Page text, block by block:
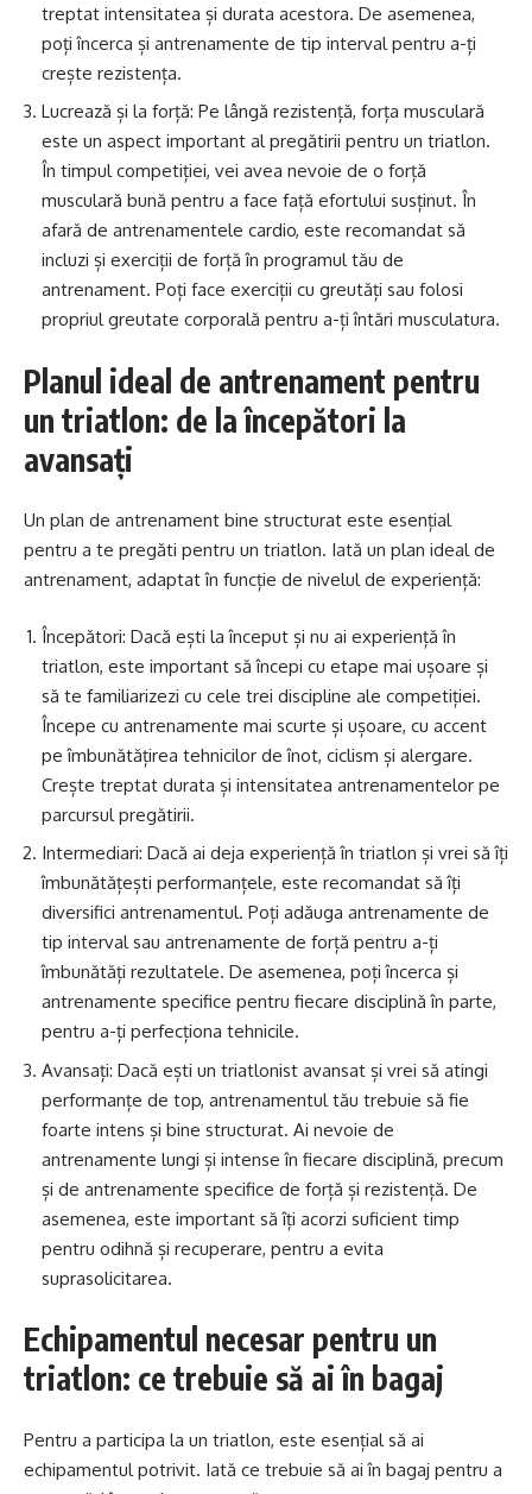
treptat intensitatea și durata acestora. De asemenea,
poți încerca și antrenamente de tip interval pentru a-ți
crește rezistența.
Lucrează și la forță: Pe lângă rezistență, forța musculară
este un aspect important al pregătirii pentru un triatlon.
În timpul competiției, vei avea nevoie de o forță
musculară bună pentru a face față efortului susținut. În
afară de antrenamentele cardio, este recomandat să
incluzi și exerciții de forță în programul tău de
antrenament. Poți face exerciții cu greutăți sau folosi
propriul greutate corporală pentru a-ți întări musculatura.
Planul ideal de antrenament pentru
un triatlon: de la începători la
avansați
Un plan de antrenament bine structurat este esențial
pentru a te pregăti pentru un triatlon. Iată un plan ideal de
antrenament, adaptat în funcție de nivelul de experiență:
Începători: Dacă ești la început și nu ai experiență în
triatlon, este important să începi cu etape mai ușoare și
să te familiarizezi cu cele trei discipline ale competiției.
Începe cu antrenamente mai scurte și ușoare, cu accent
pe îmbunătățirea tehnicilor de înot, ciclism și alergare.
Crește treptat durata și intensitatea antrenamentelor pe
parcursul pregătirii.
Intermediari: Dacă ai deja experiență în triatlon și vrei să îți
îmbunătățești performanțele, este recomandat să îți
diversifici antrenamentul. Poți adăuga antrenamente de
tip interval sau antrenamente de forță pentru a-ți
îmbunătăți rezultatele. De asemenea, poți încerca și
antrenamente specifice pentru fiecare disciplină în parte,
pentru a-ți perfecționa tehnicile.
Avansați: Dacă ești un triatlonist avansat și vrei să atingi
performanțe de top, antrenamentul tău trebuie să fie
foarte intens și bine structurat. Ai nevoie de
antrenamente lungi și intense în fiecare disciplină, precum
și de antrenamente specifice de forță și rezistență. De
asemenea, este important să îți acorzi suficient timp
pentru odihnă și recuperare, pentru a evita
suprasolicitarea.
Echipamentul necesar pentru un
triatlon: ce trebuie să ai în bagaj
Pentru a participa la un triatlon, este esențial să ai
echipamentul potrivit. Iată ce trebuie să ai în bagaj pentru a